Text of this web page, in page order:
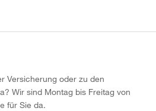
Versicherung oder zu den
Wir sind Montag bis Freitag von
für Sie da.